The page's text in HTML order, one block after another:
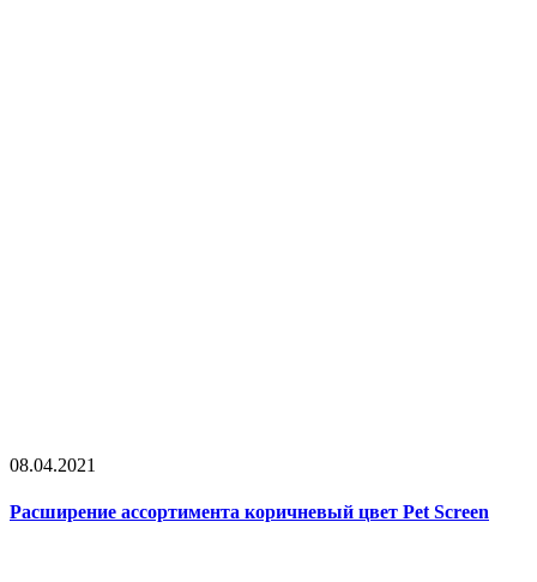
08.04.2021
Расширение ассортимента коричневый цвет Pet Screen